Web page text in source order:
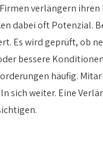
verlängern
dabei oft Potenzial.
Es wird geprüft, ob
bessere
häufig.
sich weiter. Eine